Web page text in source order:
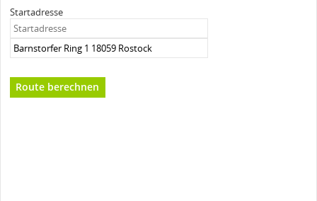
Startadresse